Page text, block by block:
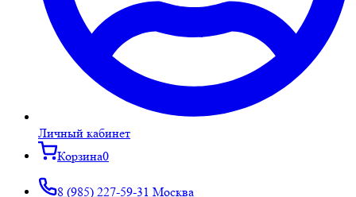
Личный кабинет
Корзина0
8 (985) 227-59-31 Москва